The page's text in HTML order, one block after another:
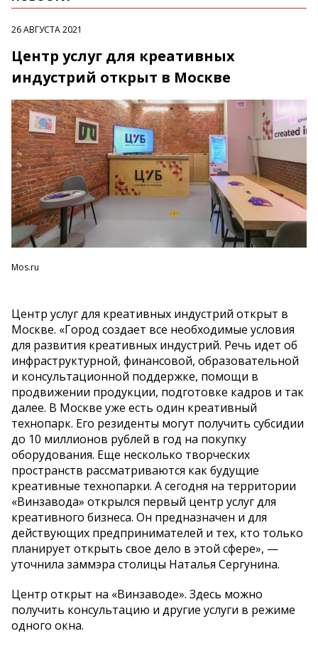
26 АВГУСТА 2021
Центр услуг для креативных
индустрий открыт в Москве
Mos.ru
Центр услуг для креативных индустрий открыт в
Москве. «Город создает все необходимые условия
для развития креативных индустрий. Речь идет об
инфраструктурной, финансовой, образовательной
и консультационной поддержке, помощи в
продвижении продукции, подготовке кадров и так
далее. В Москве уже есть один креативный
технопарк. Его резиденты могут получить субсидии
до 10 миллионов рублей в год на покупку
оборудования. Еще несколько творческих
пространств рассматриваются как будущие
креативные технопарки. А сегодня на территории
«Винзавода» открылся первый центр услуг для
креативного бизнеса. Он предназначен и для
действующих предпринимателей и тех, кто только
планирует открыть свое дело в этой сфере», —
уточнила заммэра столицы Наталья Сергунина.
Центр открыт на «Винзаводе». Здесь можно
получить консультацию и другие услуги в режиме
одного окна.